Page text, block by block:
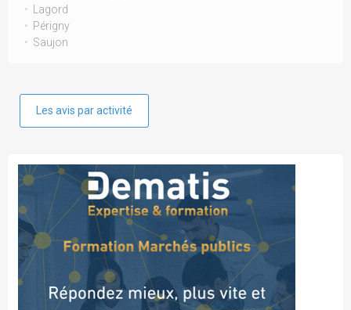
Lagord
Périgny
Saujon
Les avis par activité